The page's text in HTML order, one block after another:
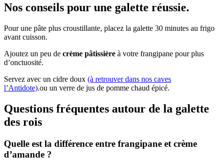
Nos conseils pour une galette réussie.
Pour une pâte plus croustillante, placez la galette 30 minutes au frigo
avant cuisson.
Ajoutez un peu de crème pâtissière à votre frangipane pour plus
d’onctuosité.
Servez avec un cidre doux (à retrouver dans nos caves
l’Antidote).ou un verre de jus de pomme chaud épicé.
Questions fréquentes autour de la galette
des rois
Quelle est la différence entre frangipane et crème
d’amande ?